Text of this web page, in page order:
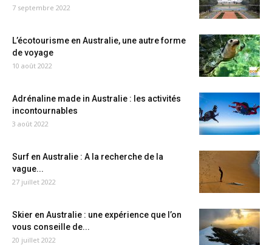
7 septembre 2022
L’écotourisme en Australie, une autre forme
de voyage
10 août 2022
Adrénaline made in Australie : les activités
incontournables
3 août 2022
Surf en Australie : A la recherche de la
vague...
27 juillet 2022
Skier en Australie : une expérience que l’on
vous conseille de...
20 juillet 2022